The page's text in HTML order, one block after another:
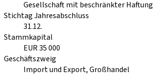
Gesellschaft mit beschränkter Haftung
Stichtag Jahresabschluss
31.12.
Stammkapital
EUR 35 000
Geschäftszweig
Import und Export, Großhandel